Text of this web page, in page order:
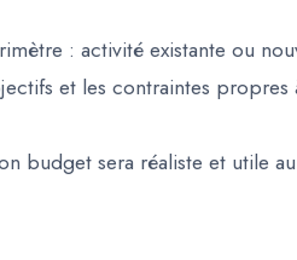
: activité existante ou
et les contraintes
budget sera réaliste et utile